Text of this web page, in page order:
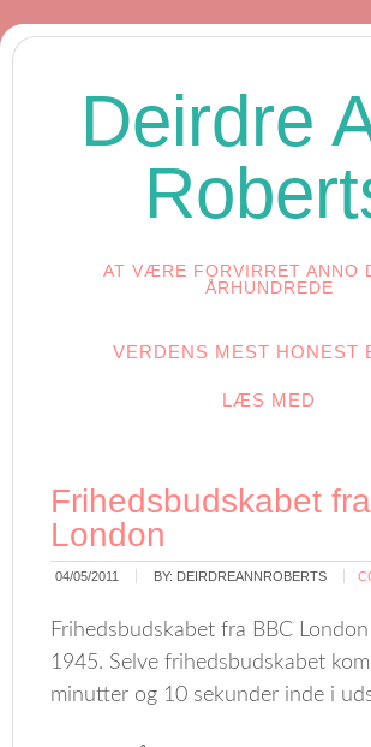
Deirdre
AT VÆRE FORVIRRET ANNO
ÅRHUNDREDE
VERDENS MEST HONEST
LÆS MED
Frihedsbudskabet
London
04/05/2011 BY: DEIRDREANNROBERTS
Frihedsbudskabet fra BBC
1945. Selve frihedsbudskabet
minutter og 10 sekunder inde i